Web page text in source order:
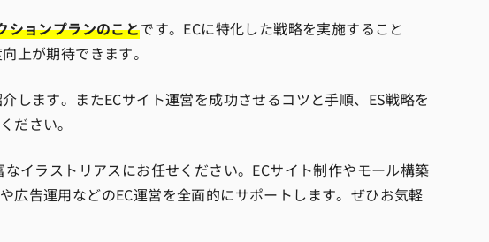
ションプランのことです。ECに特化した戦略を実施すること
上が期待できます。
します。またECサイト運営を成功させるコツと手順、ES戦略を
ださい。
イラストリアスにお任せください。ECサイト制作やモール構築
広告運用などのEC運営を全面的にサポートします。ぜひお気軽